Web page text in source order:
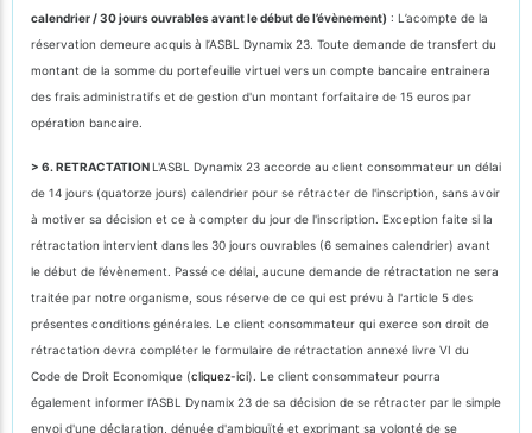
calendrier / 30 jours ouvrables avant le début de l’évènement) : L’acompte de la
réservation demeure acquis à l’ASBL Dynamix 23. Toute demande de transfert du
montant de la somme du portefeuille virtuel vers un compte bancaire entrainera
des frais administratifs et de gestion d'un montant forfaitaire de 15 euros par
opération bancaire.
> 6. RETRACTATIONL'ASBL Dynamix 23 accorde au client consommateur un délai
de 14 jours (quatorze jours) calendrier pour se rétracter de l'inscription, sans avoir
à motiver sa décision et ce à compter du jour de l'inscription. Exception faite si la
rétractation intervient dans les 30 jours ouvrables (6 semaines calendrier) avant
le début de l’évènement. Passé ce délai, aucune demande de rétractation ne sera
traitée par notre organisme, sous réserve de ce qui est prévu à l'article 5 des
présentes conditions générales. Le client consommateur qui exerce son droit de
rétractation devra compléter le formulaire de rétractation annexé livre VI du
Code de Droit Economique (cliquez-ici). Le client consommateur pourra
également informer l’ASBL Dynamix 23 de sa décision de se rétracter par le simple
envoi d'une déclaration, dénuée d'ambiguïté et exprimant sa volonté de se